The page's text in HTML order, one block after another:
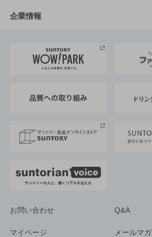
栄養成分一覧
工場見学
地域情報
サントリーホール
サントリーサンバーズ大阪
サステナビリティTOP
サントリーが考えるサステナビリテ
企業情報
企業概要
採用情報
お問い合わせ Q&A
マイページ メールマ